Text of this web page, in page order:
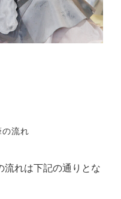
の流れ
流れは下記の通りとな